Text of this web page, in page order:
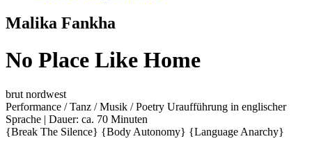
Malika Fankha
No Place Like Home
brut nordwest
Performance / Tanz / Musik / Poetry Uraufführung in englischer
Sprache | Dauer: ca. 70 Minuten
{Break The Silence} {Body Autonomy} {Language Anarchy}